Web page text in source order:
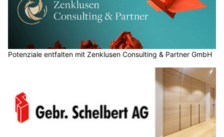
Potenziale entfalten mit Zenklusen Consulting & Partner GmbH